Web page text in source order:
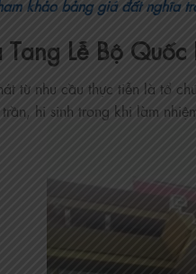
khảo bảng giá đất nghĩa
Lễ Bộ
từ nhu cầu thực tiễn là tổ
hi sinh trong khi làm